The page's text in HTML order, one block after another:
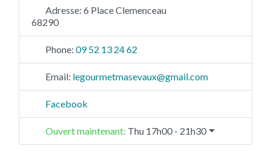
Adresse: 6 Place Clemenceau
68290
Phone: 09 52 13 24 62
Email: legourmetmasevaux@gmail.com
Facebook
Ouvert maintenant: Thu 17h00 - 21h30